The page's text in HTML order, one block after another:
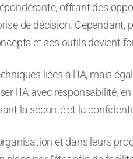
offrant des
de décision. Cependant,
et ses outils devient
liées à l’IA, mais
l’IA avec responsabilité, en
la sécurité et la
et dans leurs